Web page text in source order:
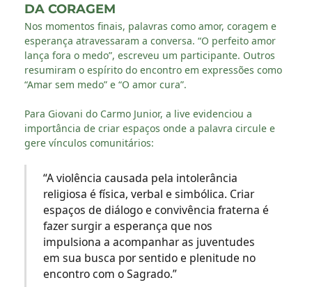
DA CORAGEM
Nos momentos finais, palavras como amor, coragem e
esperança atravessaram a conversa. “O perfeito amor
lança fora o medo”, escreveu um participante. Outros
resumiram o espírito do encontro em expressões como
“Amar sem medo” e “O amor cura”.
Para Giovani do Carmo Junior, a live evidenciou a
importância de criar espaços onde a palavra circule e
gere vínculos comunitários:
“A violência causada pela intolerância
religiosa é física, verbal e simbólica. Criar
espaços de diálogo e convivência fraterna é
fazer surgir a esperança que nos
impulsiona a acompanhar as juventudes
em sua busca por sentido e plenitude no
encontro com o Sagrado.”